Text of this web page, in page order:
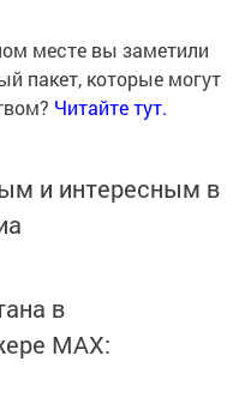
месте вы заметили
пакет, которые могут
Читайте тут.
и интересным в
в
MАХ: